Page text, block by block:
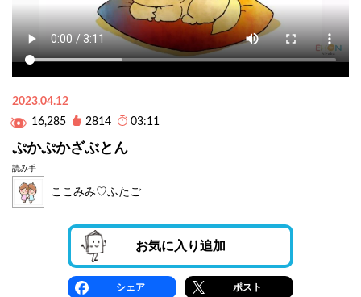
2023.04.12
16,285
2814 03:11
ぷかぷかざぶとん
読み手
ここみみ♡ふたご
お気に入り追加
シェア ポスト